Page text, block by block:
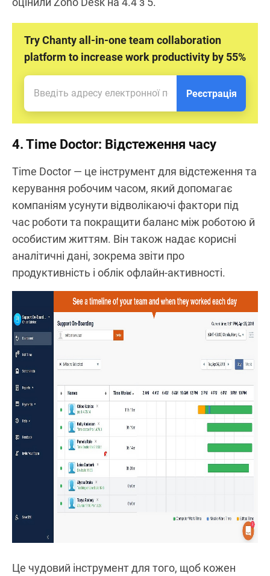
Try Chanty all-in-one team collaboration
platform to increase work productivity by 55%
Реєстрація
4. Time Doctor: Відстеження часу
Time Doctor — це інструмент для відстеження та
керування робочим часом, який допомагає
компаніям усунути відволікаючі фактори під
час роботи та покращити баланс між роботою й
особистим життям. Він також надає корисні
аналітичні дані, зокрема звіти про
продуктивність і облік офлайн-активності.
Це чудовий інструмент для того, щоб кожен